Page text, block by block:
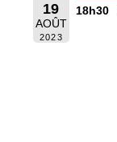
19
AOÛT
2023
18h30